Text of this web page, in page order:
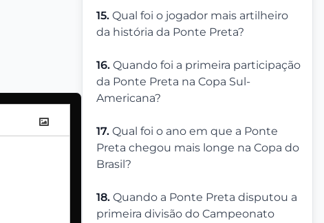
15. Qual foi o jogador mais artilheiro
da história da Ponte Preta?
16. Quando foi a primeira participação
da Ponte Preta na Copa Sul-
Americana?
17. Qual foi o ano em que a Ponte
Preta chegou mais longe na Copa do
Brasil?
18. Quando a Ponte Preta disputou a
primeira divisão do Campeonato